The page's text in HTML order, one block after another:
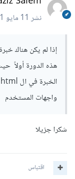
نشر11 مايو 2021
إذا لم يكن هناك
هذه الدورة أولاً
واجهات المستخدم
شكرا جزيلا
اقتباس